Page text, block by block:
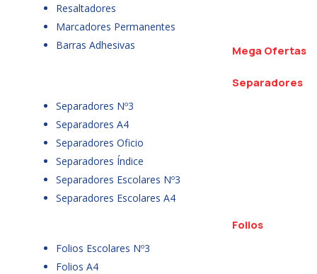
Resaltadores
Marcadores Permanentes
Barras Adhesivas
Mega Ofertas
Separadores
Separadores Nº3
Separadores A4
Separadores Oficio
Separadores Índice
Separadores Escolares Nº3
Separadores Escolares A4
Folios
Folios Escolares Nº3
Folios A4